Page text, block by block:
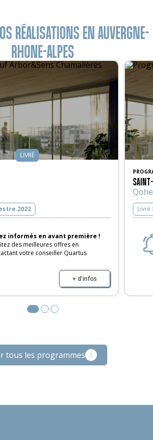
RÉALISATIONS EN AUVERGNE-
RHONE-ALPES
LIVRÉ
2022
informés en avant première !
des meilleures offres en
votre conseiller Quartus
+ d'infos
Livré :
tous les programmes